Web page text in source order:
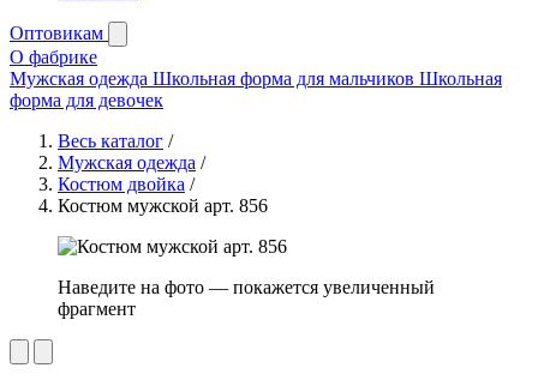
Оптовикам
О фабрике
Мужская одежда Школьная форма для мальчиков Школьная
форма для девочек
Весь каталог /
Мужская одежда /
Костюм двойка /
Костюм мужской арт. 856
Наведите на фото — покажется увеличенный
фрагмент